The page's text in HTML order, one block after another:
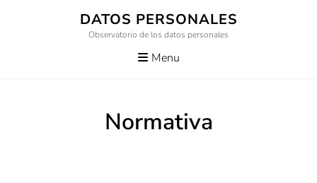
DATOS PERSONALES
Observatorio de los datos personales
Menu
Normativa